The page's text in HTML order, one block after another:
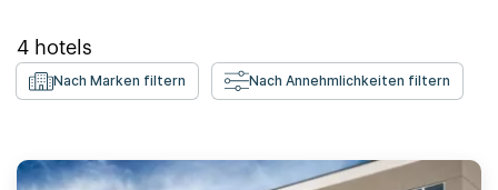
4 hotels
Nach Marken filtern Nach Annehmlichkeiten filtern